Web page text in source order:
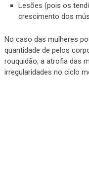
Lesões (pois os
crescimento dos
No caso das mulheres
quantidade de pelos
rouquidão, a atrofia das
irregularidades no ciclo